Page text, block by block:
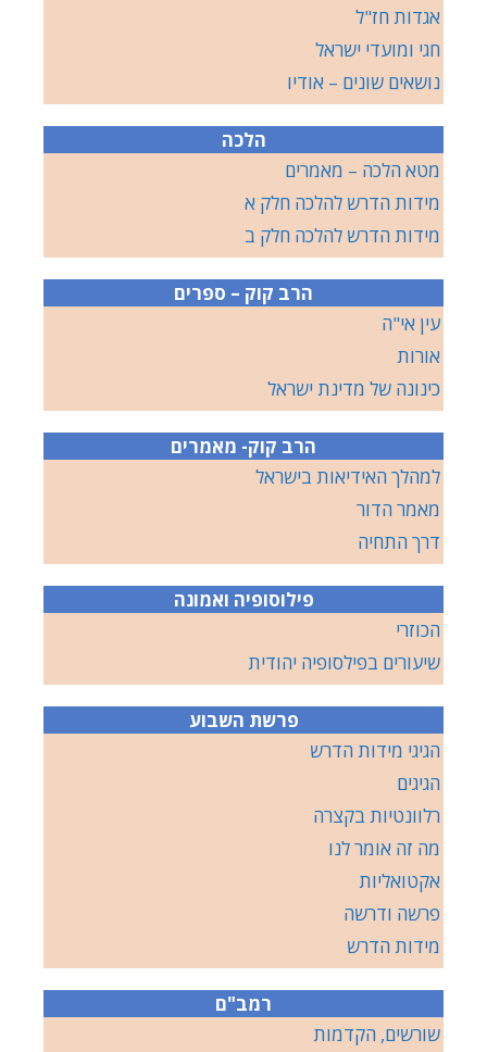
אגדות חז"ל
חגי ומועדי ישראל
נושאים שונים – אודיו
הלכה
מטא הלכה – מאמרים
מידות הדרש להלכה חלק א
מידות הדרש להלכה חלק ב
הרב קוק – ספרים
עין אי"ה
אורות
כינונה של מדינת ישראל
הרב קוק- מאמרים
למהלך האידיאות בישראל
מאמר הדור
דרך התחיה
פילוסופיה ואמונה
הכוזרי
שיעורים בפילסופיה יהודית
פרשת השבוע
הגיגי מידות הדרש
הגיגים
רלוונטיות בקצרה
מה זה אומר לנו
אקטואליות
פרשה ודרשה
מידות הדרש
רמב"ם
שורשים, הקדמות